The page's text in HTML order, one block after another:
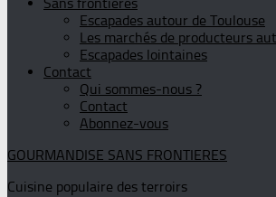
Escapades autour de Toulouse
Les marchés de producteurs
Escapades lointaines
Contact
Qui sommes-nous ?
Contact
Abonnez-vous
GOURMANDISE SANS FRONTIERES
Cuisine populaire des terroirs